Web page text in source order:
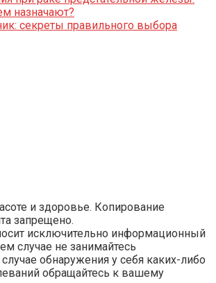
назначают?
секреты правильного выбора
и здоровье. Копирование
запрещено.
исключительно информационный
случае не занимайтесь
обнаружения у себя каких-либо
обращайтесь к вашему